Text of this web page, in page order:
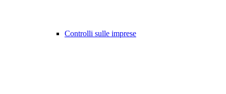
Controlli sulle imprese